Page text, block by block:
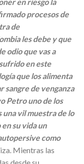
procesos de
de
les debe y que
odio que vas a
en este
que los alimenta
sangre de venganza
Petro uno de los
vil muestra de lo
su vida un
como
Mientras las
desde su